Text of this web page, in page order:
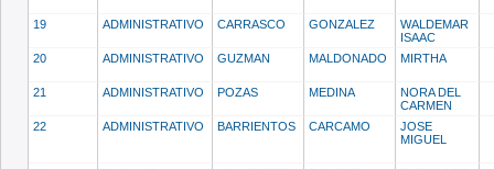
19 ADMINISTRATIVO CARRASCO GONZALEZ
WALDEMAR
ISAAC
20
ADMINISTRATIVO GUZMAN MALDONADO MIRTHA
21 ADMINISTRATIVO POZAS MEDINA
NORA DEL
CARMEN
22
ADMINISTRATIVO BARRIENTOS CARCAMO
JOSE
MIGUEL